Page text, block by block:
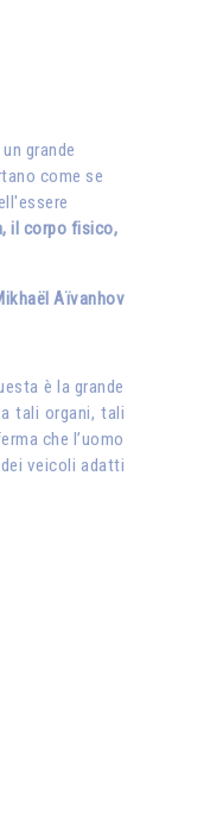
grande
come se
il corpo fisico,
Aïvanhov
è la grande
tali organi, tali
che l’uomo
veicoli adatti